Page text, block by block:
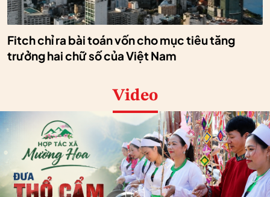
Fitch chỉ ra bài toán vốn cho mục tiêu tăng
trưởng hai chữ số của Việt Nam
Video